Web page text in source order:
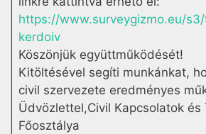
https://www.surveygizmo.eu/
kerdoiv
Köszönjük együttműködését!
Kitöltésével segíti munkánkat,
civil szervezete eredményes
Üdvözlettel,Civil Kapcsolatok és
Főosztálya